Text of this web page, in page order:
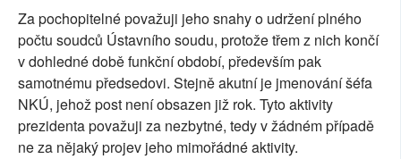
Za pochopitelné považuji jeho snahy o udržení plného
počtu soudců Ústavního soudu, protože třem z nich končí
v dohledné době funkční období, především pak
samotnému předsedovi. Stejně akutní je jmenování šéfa
NKÚ, jehož post není obsazen již rok. Tyto aktivity
prezidenta považuji za nezbytné, tedy v žádném případě
ne za nějaký projev jeho mimořádné aktivity.